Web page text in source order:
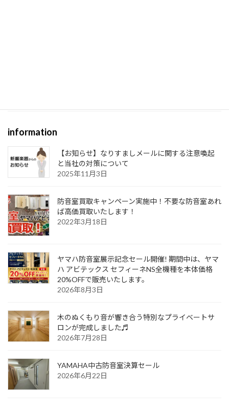
information
【お知らせ】なりすましメールに関する注意喚起
と当社の対策について
2025年11月3日
防音室買取キャンペーン実施中！不要な防音室あれ
ば高価買取いたします！
2022年3月18日
ヤマハ防音室展示記念セール開催! 期間中は、ヤマ
ハ アビテックス セフィーネNS全機種を本体価格
20%OFFで販売いたします。
2026年8月3日
木のぬくもり音が響き合う特別なプライベートサ
ロンが完成しました♬
2026年7月28日
YAMAHA中古防音室決算セール
2026年6月22日